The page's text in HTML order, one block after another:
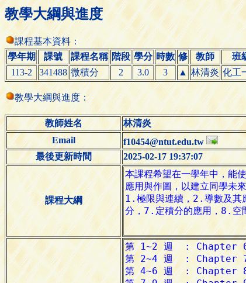
教學大綱與進度
課程基本資料：
學年期
課號 課程名稱 階段 學分 時數 修 教師 班
113-2
341488 微積分 2 3.0 3 ▲ 林清炎 化工
教學大綱與進度：
教師姓名
林清炎
Email
f10454@ntut.edu.tw
最後更新時間
2025-02-17 19:37:07
課程大綱